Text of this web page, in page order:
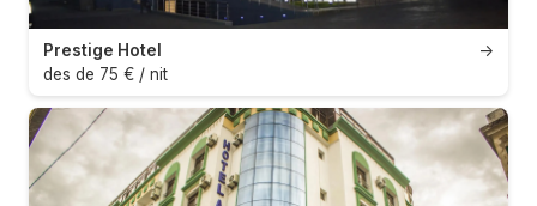
→
Prestige Hotel
des de 75 € / nit